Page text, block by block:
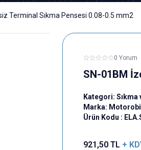
Terminal Sıkma Pensesi 0.08-0.5 mm2
0 Yorum
SN-01BM
Kategori: Sıkma
Marka:
Ürün Kodu :
921,50TL +